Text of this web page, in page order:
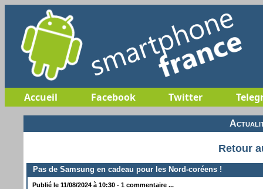
Accueil Facebook Twitter
Retour
Pas de Samsung en cadeau pour les Nord-coréens !
Publié le 11/08/2024 à 10:30 - 1 commentaire ...